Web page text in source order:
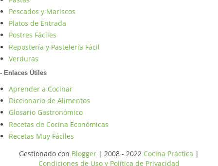
Pescados y Mariscos
Platos de Entrada
Postres Fáciles
Repostería y Pastelería Fácil
Verduras
- Enlaces Útiles
Aprender a Cocinar
Diccionario de Alimentos
Glosario Gastronómico
Recetas de Cocina Económicas
Recetas Muy Fáciles
Gestionado con Blogger | 2008 - 2022 Cocina Práctica |
Condiciones de Uso y Política de Privacidad